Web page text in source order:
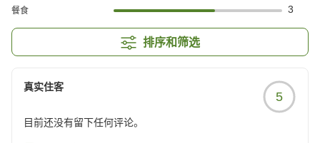
餐食 3
排序和筛选
真实住客
5
目前还没有留下任何评论。